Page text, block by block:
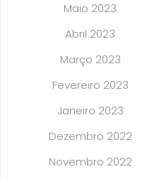
Maio 2023
Abril 2023
Março 2023
Fevereiro 2023
Janeiro 2023
Dezembro 2022
Novembro 2022